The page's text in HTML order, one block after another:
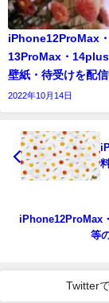
iPhone12ProMax・
13ProMax・
壁紙・待受けを配
2022年10月14日
iPhone12ProMax
等
Twitter